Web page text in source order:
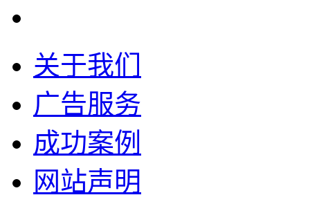
关于我们
广告服务
成功案例
网站声明